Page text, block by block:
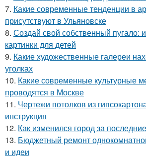
7. Какие современные тенденции в
присутствуют в Ульяновске
8. Создай свой собственный пугало:
картинки для детей
9. Какие художественные галереи
уголках
10. Какие современные культурные
проводятся в Москве
11. Чертежи потолков из
инструкция
12. Как изменился город за
13. Бюджетный ремонт
и идеи